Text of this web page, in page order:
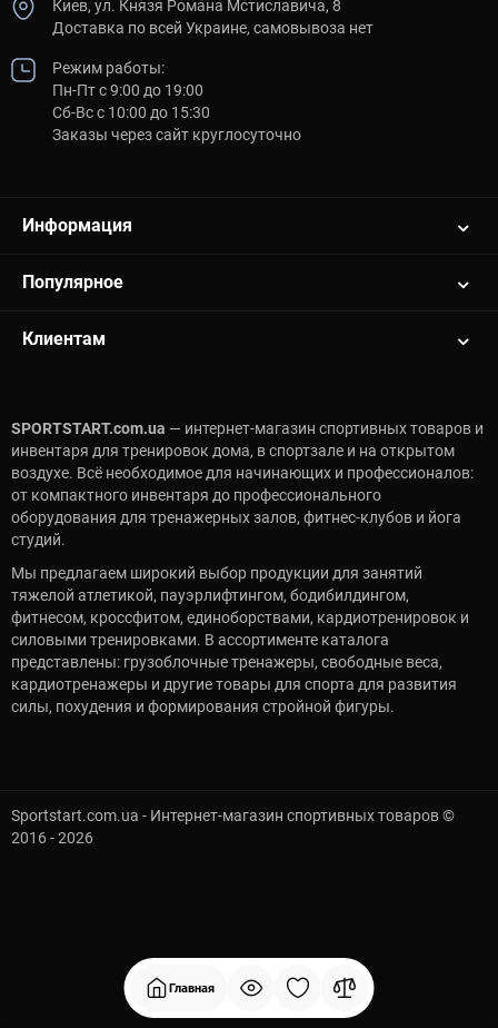
Главная
Киев, ул. Князя Романа Мстиславича, 8
Доставка по всей Украине, самовывоза нет
Режим работы:
Пн-Пт с 9:00 до 19:00
Сб-Вс с 10:00 до 15:30
Заказы через сайт круглосуточно
Информация
Популярное
Клиентам
SPORTSTART.com.ua — интернет-магазин спортивных товаров и
инвентаря для тренировок дома, в спортзале и на открытом
воздухе. Всё необходимое для начинающих и профессионалов:
от компактного инвентаря до профессионального
оборудования для тренажерных залов, фитнес-клубов и йога
студий.
Мы предлагаем широкий выбор продукции для занятий
тяжелой атлетикой, пауэрлифтингом, бодибилдингом,
фитнесом, кроссфитом, единоборствами, кардиотренировок и
силовыми тренировками. В ассортименте каталога
представлены: грузоблочные тренажеры, свободные веса,
кардиотренажеры и другие товары для спорта для развития
силы, похудения и формирования стройной фигуры.
Sportstart.com.ua - Интернет-магазин спортивных товаров ©
2016 - 2026